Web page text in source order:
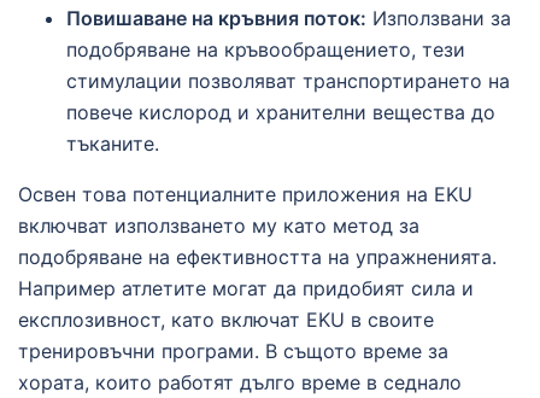
Повишаване на кръвния поток: Използвани за
подобряване на кръвообращението, тези
стимулации позволяват транспортирането на
повече кислород и хранителни вещества до
тъканите.
Освен това потенциалните приложения на EKU
включват използването му като метод за
подобряване на ефективността на упражненията.
Например атлетите могат да придобият сила и
експлозивност, като включат EKU в своите
тренировъчни програми. В същото време за
хората, които работят дълго време в седнало